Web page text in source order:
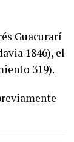
Guacurarí
1846), el
319).